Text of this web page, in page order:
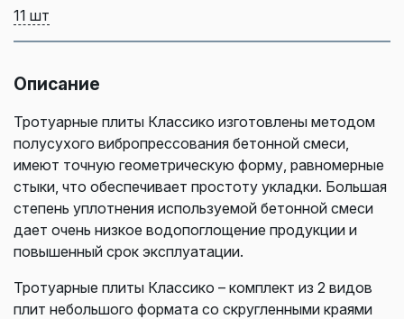
11 шт
Описание
Тротуарные плиты Классико изготовлены методом
полусухого вибропрессования бетонной смеси,
имеют точную геометрическую форму, равномерные
стыки, что обеспечивает простоту укладки. Большая
степень уплотнения используемой бетонной смеси
дает очень низкое водопоглощение продукции и
повышенный срок эксплуатации.
Тротуарные плиты Классико – комплект из 2 видов
плит небольшого формата со скругленными краями